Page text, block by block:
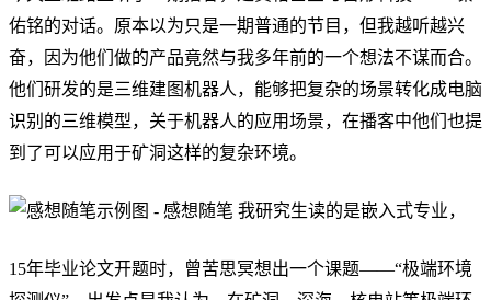
佑铭的对话。原本以为只是一期普通的节目，但我越听越兴
奋，因为他们做的产品竟然与我多年前的一个想法不谋而合。
他们研发的是三维建图机器人，能够把复杂的场景转化成电脑
识别的三维模型，关于机器人的应用场景，在播客中他们也提
到了可以应用于矿洞这样的复杂环境。
我研究生读的是嵌入式专业，
15年毕业论文开题时，曾苦思冥想出一个课题——“极端环境